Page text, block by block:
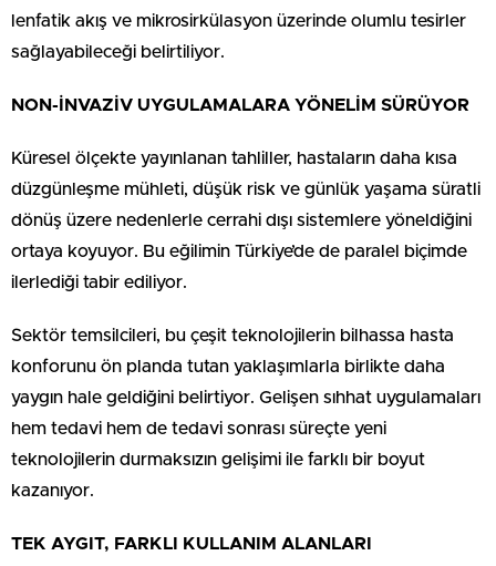
lenfatik akış ve mikrosirkülasyon üzerinde olumlu tesirler
sağlayabileceği belirtiliyor.
NON-İNVAZİV UYGULAMALARA YÖNELİM SÜRÜYOR
Küresel ölçekte yayınlanan tahliller, hastaların daha kısa
düzgünleşme mühleti, düşük risk ve günlük yaşama süratli
dönüş üzere nedenlerle cerrahi dışı sistemlere yöneldiğini
ortaya koyuyor. Bu eğilimin Türkiye’de de paralel biçimde
ilerlediği tabir ediliyor.
Sektör temsilcileri, bu çeşit teknolojilerin bilhassa hasta
konforunu ön planda tutan yaklaşımlarla birlikte daha
yaygın hale geldiğini belirtiyor. Gelişen sıhhat uygulamaları
hem tedavi hem de tedavi sonrası süreçte yeni
teknolojilerin durmaksızın gelişimi ile farklı bir boyut
kazanıyor.
TEK AYGIT, FARKLI KULLANIM ALANLARI